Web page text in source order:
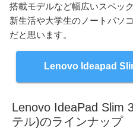
搭載モデルなど幅広いスペッ
新生活や大学生のノートパソ
だと思います。
Lenovo Ideapad
Lenovo IdeaPad Slim
テル)のラインナップ